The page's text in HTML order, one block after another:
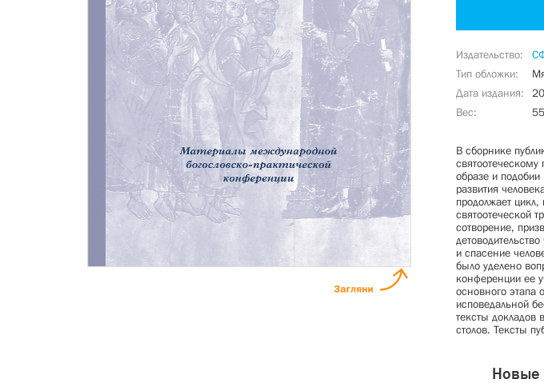
Издательство
Тип обложки
Дата издания
Вес
В сборнике
образе и
развития
продолжает
святоотеческой
сотворение,
и спасение
было уделено
конференции ее
основного
исповедальной
тексты докладов
столов. Тексты
Новые